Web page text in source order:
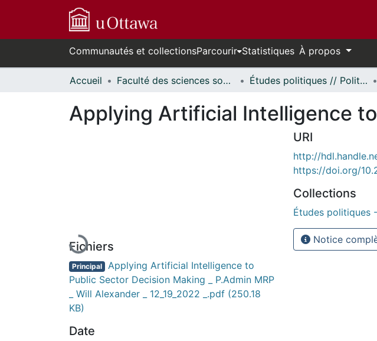
Communautés et collectionsParcourir Statistiques À propos
Accueil Faculté des sciences sociales // Faculty of Social Sciences Études politiques // Political Studies
Applying Artificial Intelligence
Fichiers
Principal Applying Artificial Intelligence to
Public Sector Decision Making _ P.Admin MRP
_ Will Alexander _ 12_19_2022 _.pdf (250.18
KB)
Date
URI
http://
https://doi.org/
Collections
Études politiques
Notice